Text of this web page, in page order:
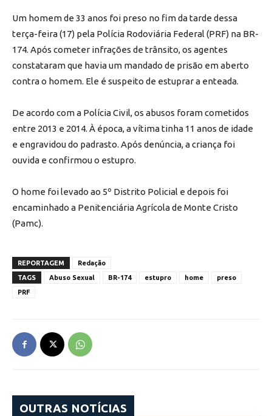
Um homem de 33 anos foi preso no fim da tarde dessa
terça-feira (17) pela Polícia Rodoviária Federal (PRF) na BR-
174. Após cometer infrações de trânsito, os agentes
constataram que havia um mandado de prisão em aberto
contra o homem. Ele é suspeito de estuprar a enteada.
De acordo com a Polícia Civil, os abusos foram cometidos
entre 2013 e 2014. À época, a vítima tinha 11 anos de idade
e engravidou do padrasto. Após denúncia, a criança foi
ouvida e confirmou o estupro.
O home foi levado ao 5º Distrito Policial e depois foi
encaminhado a Penitenciária Agrícola de Monte Cristo
(Pamc).
REPORTAGEM
Redação
TAGS
Abuso Sexual BR-174 estupro home
preso
PRF
OUTRAS NOTÍCIAS